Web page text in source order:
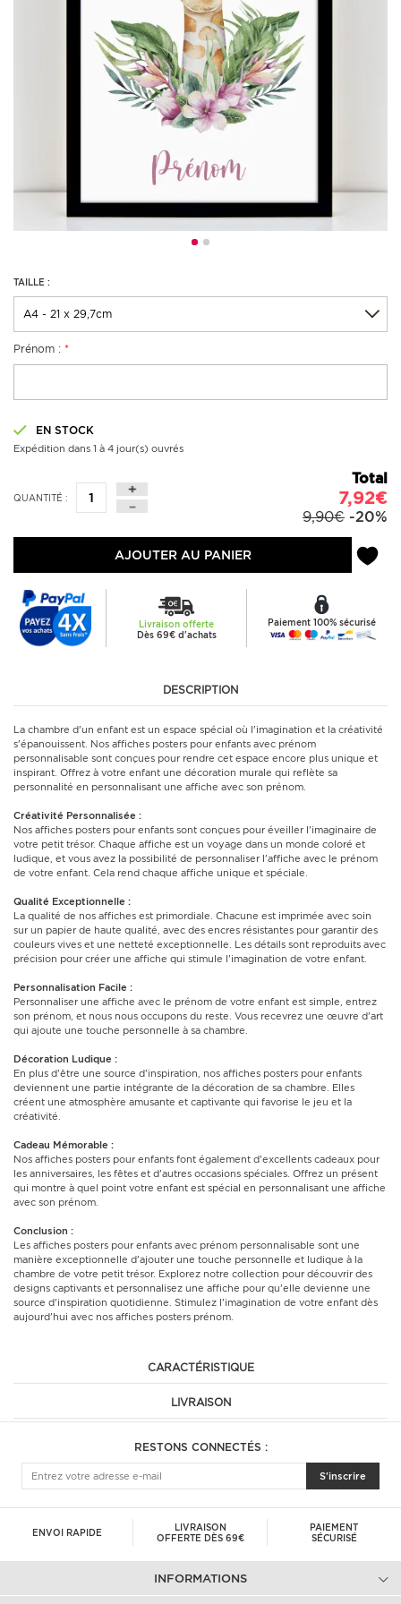
TAILLE :
Prénom : *
EN STOCK
Expédition dans 1 à 4 jour(s) ouvrés
QUANTITÉ :
Total
7,92€
9,90€ -20%
AJOUTER AU PANIER
Livraison offerte
Dès 69€ d'achats
Paiement 100% sécurisé
DESCRIPTION
La chambre d'un enfant est un espace spécial où l'imagination et la créativité
s'épanouissent. Nos affiches posters pour enfants avec prénom
personnalisable sont conçues pour rendre cet espace encore plus unique et
inspirant. Offrez à votre enfant une décoration murale qui reflète sa
personnalité en personnalisant une affiche avec son prénom.
Créativité Personnalisée :
Nos affiches posters pour enfants sont conçues pour éveiller l'imaginaire de
votre petit trésor. Chaque affiche est un voyage dans un monde coloré et
ludique, et vous avez la possibilité de personnaliser l'affiche avec le prénom
de votre enfant. Cela rend chaque affiche unique et spéciale.
Qualité Exceptionnelle :
La qualité de nos affiches est primordiale. Chacune est imprimée avec soin
sur un papier de haute qualité, avec des encres résistantes pour garantir des
couleurs vives et une netteté exceptionnelle. Les détails sont reproduits avec
précision pour créer une affiche qui stimule l'imagination de votre enfant.
Personnalisation Facile :
Personnaliser une affiche avec le prénom de votre enfant est simple, entrez
son prénom, et nous nous occupons du reste. Vous recevrez une œuvre d'art
qui ajoute une touche personnelle à sa chambre.
Décoration Ludique :
En plus d'être une source d'inspiration, nos affiches posters pour enfants
deviennent une partie intégrante de la décoration de sa chambre. Elles
créent une atmosphère amusante et captivante qui favorise le jeu et la
créativité.
Cadeau Mémorable :
Nos affiches posters pour enfants font également d'excellents cadeaux pour
les anniversaires, les fêtes et d'autres occasions spéciales. Offrez un présent
qui montre à quel point votre enfant est spécial en personnalisant une affiche
avec son prénom.
Conclusion :
Les affiches posters pour enfants avec prénom personnalisable sont une
manière exceptionnelle d'ajouter une touche personnelle et ludique à la
chambre de votre petit trésor. Explorez notre collection pour découvrir des
designs captivants et personnalisez une affiche pour qu'elle devienne une
source d'inspiration quotidienne. Stimulez l'imagination de votre enfant dès
aujourd'hui avec nos affiches posters prénom.
CARACTÉRISTIQUE
LIVRAISON
RESTONS CONNECTÉS :
S'inscrire
ENVOI RAPIDE
LIVRAISON
OFFERTE DÈS 69€
PAIEMENT
SÉCURISÉ
INFORMATIONS